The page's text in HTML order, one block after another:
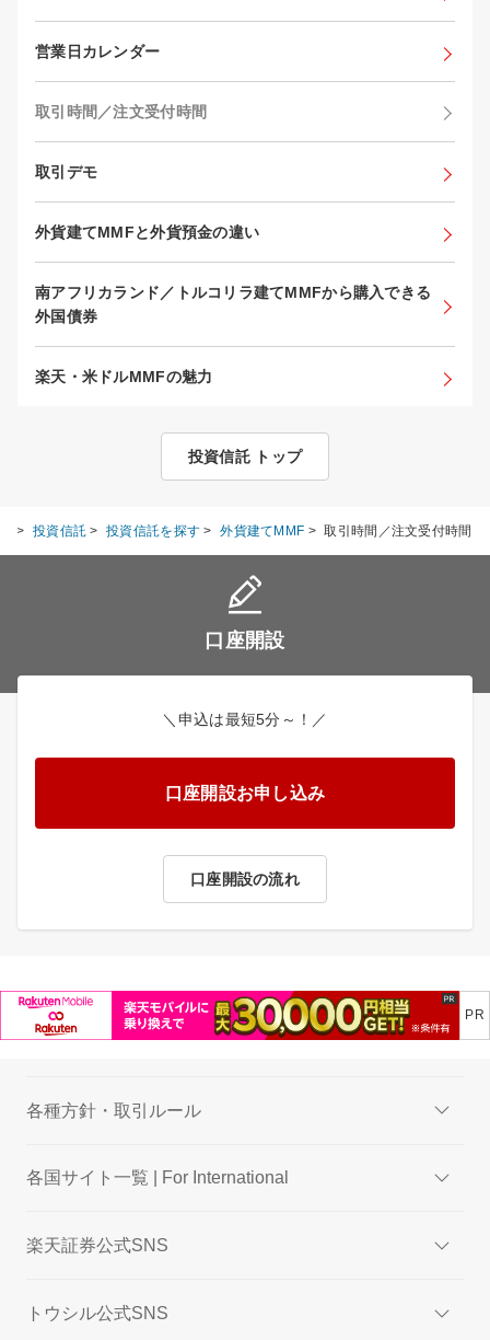
営業日カレンダー
取引時間／注文受付時間
取引デモ
外貨建てMMFと外貨預金の違い
南アフリカランド／トルコリラ建てMMFから購入できる
外国債券
楽天・米ドルMMFの魅力
投資信託 トップ
> 投資信託 > 投資信託を探す > 外貨建てMMF > 取引時間／注文受付時間
口座開設
＼申込は最短5分～！／
口座開設お申し込み
口座開設の流れ
各種方針・取引ルール
各国サイト一覧 | For International
楽天証券公式SNS
トウシル公式SNS